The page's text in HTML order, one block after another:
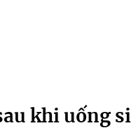
khi uống